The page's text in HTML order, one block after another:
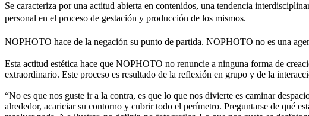
Se caracteriza por una actitud abierta en contenidos, una tendencia
personal en el proceso de gestación y producción de los mismos.
NOPHOTO hace de la negación su punto de partida. NOPHOTO no es una
Esta actitud estética hace que NOPHOTO no renuncie a ninguna forma de
extraordinario. Este proceso es resultado de la reflexión en grupo y de la
“No es que nos guste ir a la contra, es que lo que nos divierte es caminar
alrededor, acariciar su contorno y cubrir todo el perímetro. Preguntarse de qué